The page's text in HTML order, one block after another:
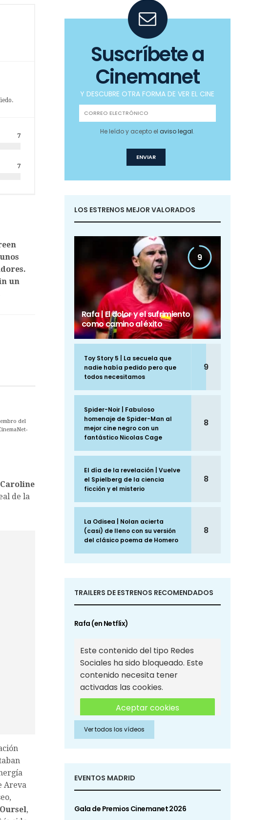
7
7
un
del
Caroline
de la
Areva
,
Suscríbete a
Cinemanet
Y DESCUBRE OTRA FORMA DE VER EL CINE
He leído y acepto elaviso legal.
LOS ESTRENOS MEJOR VALORADOS
9
Rafa | El dolor y el sufrimiento
como camino al éxito
Toy Story 5 | La secuela que
nadie había pedido pero que
todos necesitamos
9
Spider-Noir | Fabuloso
homenaje de Spider-Man al
mejor cine negro con un
fantástico Nicolas Cage
8
El día de la revelación | Vuelve
el Spielberg de la ciencia
ficción y el misterio
8
La Odisea | Nolan acierta
(casi) de lleno con su versión
del clásico poema de Homero
8
TRAILERS DE ESTRENOS RECOMENDADOS
Rafa (en Netflix)
Este contenido del tipo Redes
Sociales ha sido bloqueado. Este
contenido necesita tener
activadas las cookies.
Aceptar cookies
Aceptar cookies de Redes
Sociales
Ver todos los vídeos
EVENTOS MADRID
Gala de Premios Cinemanet 2026